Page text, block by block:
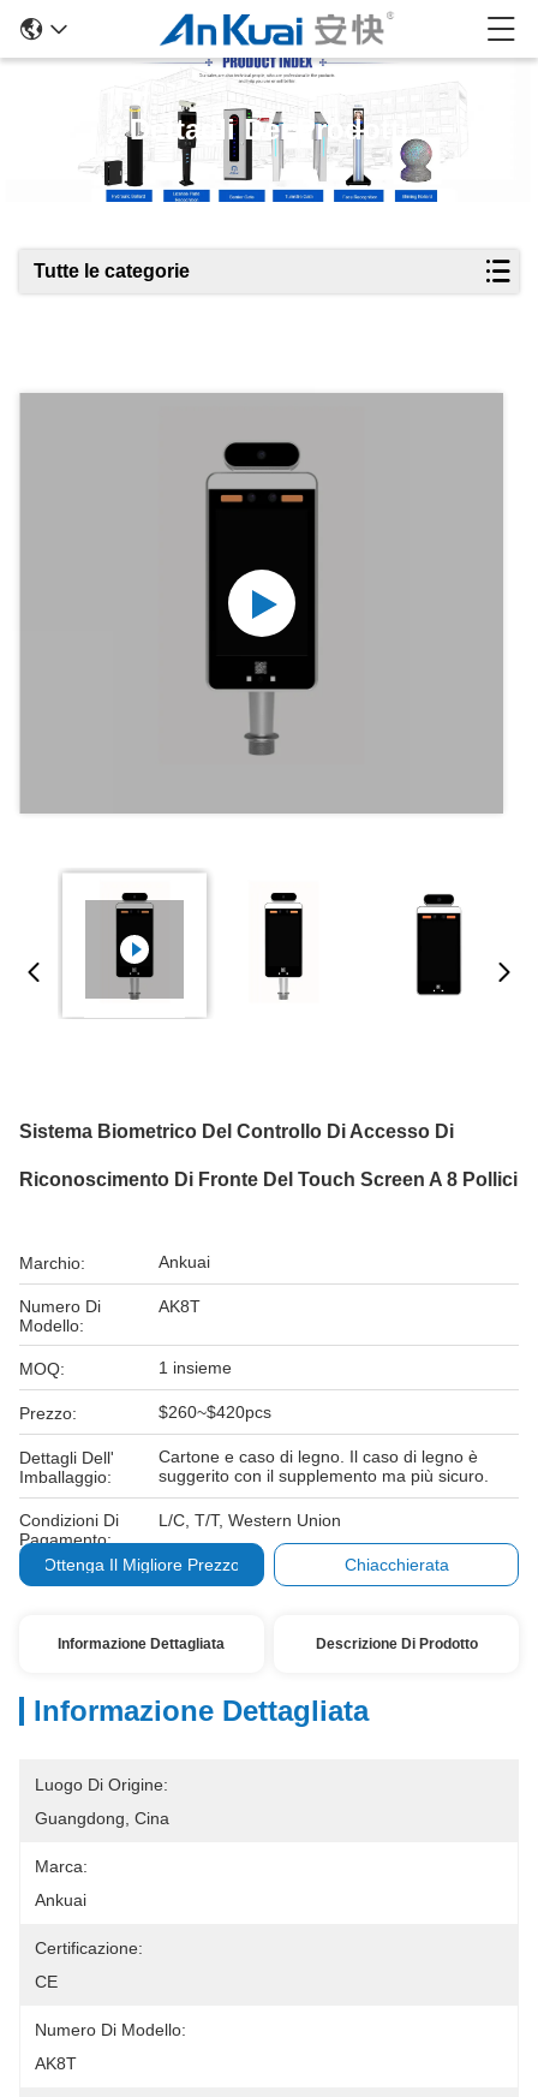
Dettagli Dei Prodotti
Tutte le categorie
Sistema Biometrico Del Controllo Di Accesso Di
Riconoscimento Di Fronte Del Touch Screen A 8 Pollici
Marchio: Ankuai
Numero Di
Modello:
AK8T
MOQ: 1 insieme
Prezzo: $260~$420pcs
Dettagli Dell'
Imballaggio:
Cartone e caso di legno. Il caso di legno è
suggerito con il supplemento ma più sicuro.
Condizioni Di
Pagamento:
L/C, T/T, Western Union
Ottenga Il Migliore Prezzo Chiacchierata
Informazione Dettagliata Descrizione Di Prodotto
Informazione Dettagliata
Luogo Di Origine:
Guangdong, Cina
Marca:
Ankuai
Certificazione:
CE
Numero Di Modello:
AK8T